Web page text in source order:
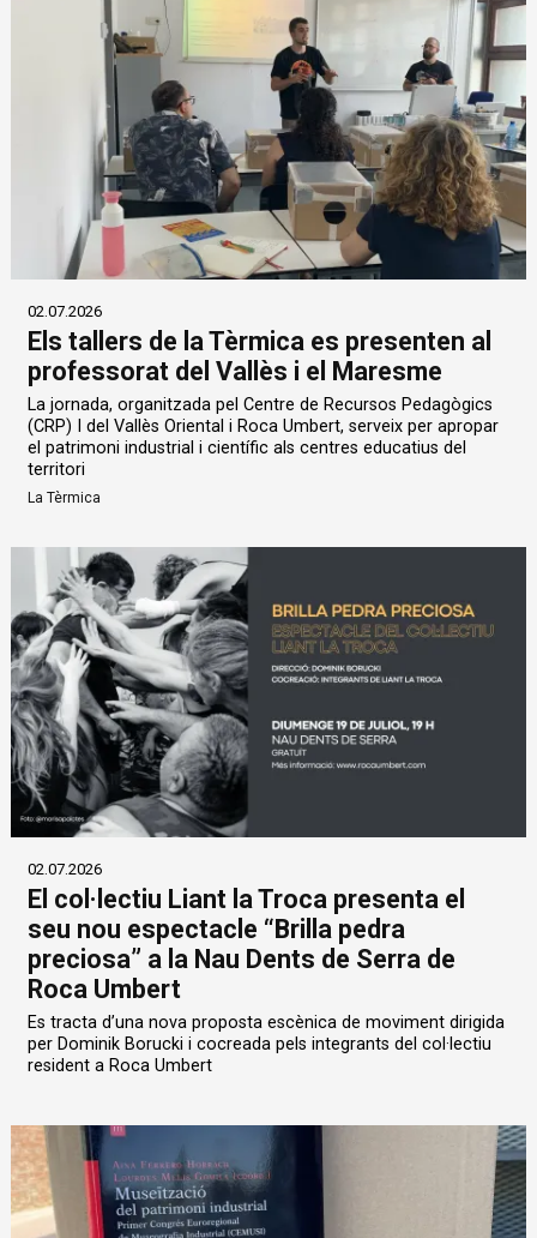
02.07.2026
Els tallers de la Tèrmica es presenten al
professorat del Vallès i el Maresme
La jornada, organitzada pel Centre de Recursos Pedagògics
(CRP) I del Vallès Oriental i Roca Umbert, serveix per apropar
el patrimoni industrial i científic als centres educatius del
territori
La Tèrmica
02.07.2026
El col·lectiu Liant la Troca presenta el
seu nou espectacle “Brilla pedra
preciosa” a la Nau Dents de Serra de
Roca Umbert
Es tracta d’una nova proposta escènica de moviment dirigida
per Dominik Borucki i cocreada pels integrants del col·lectiu
resident a Roca Umbert